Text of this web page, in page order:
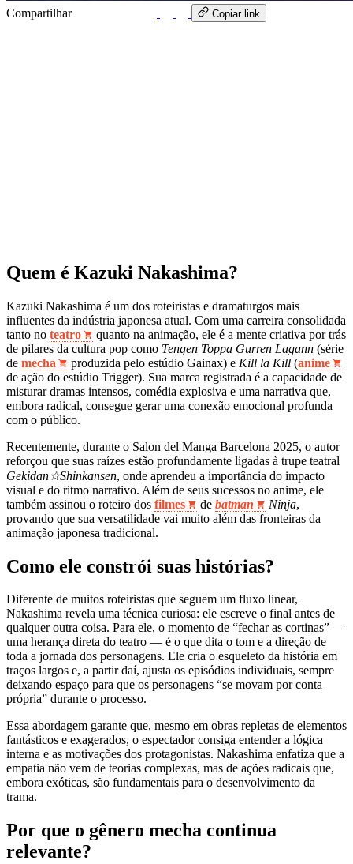
Compartilhar Copiar link
Quem é Kazuki Nakashima?
Kazuki Nakashima é um dos roteiristas e dramaturgos mais
influentes da indústria japonesa atual. Com uma carreira consolidada
tanto no teatro
quanto na animação, ele é a mente criativa por trás
de pilares da cultura pop como Tengen Toppa Gurren Lagann (série
de mecha produzida pelo estúdio Gainax) e Kill la Kill (anime
de ação do estúdio Trigger). Sua marca registrada é a capacidade de
misturar dramas intensos, comédia explosiva e uma narrativa que,
embora radical, consegue gerar uma conexão emocional profunda
com o público.
Recentemente, durante o Salon del Manga Barcelona 2025, o autor
reforçou que suas raízes estão profundamente ligadas à trupe teatral
Gekidan☆Shinkansen, onde aprendeu a importância do impacto
visual e do ritmo narrativo. Além de seus sucessos no anime, ele
também assinou o roteiro dos filmes de batman Ninja,
provando que sua versatilidade vai muito além das fronteiras da
animação japonesa tradicional.
Como ele constrói suas histórias?
Diferente de muitos roteiristas que seguem um fluxo linear,
Nakashima revela uma técnica curiosa: ele escreve o final antes de
qualquer outra coisa. Para ele, o momento de “fechar as cortinas” —
uma herança direta do teatro — é o que dita o tom e a direção de
toda a jornada dos personagens. Ele cria o esqueleto da história em
traços largos e, a partir daí, ajusta os episódios individuais, sempre
deixando espaço para que os personagens “se movam por conta
própria” durante o processo.
Essa abordagem garante que, mesmo em obras repletas de elementos
fantásticos e exagerados, o espectador consiga entender a lógica
interna e as motivações dos protagonistas. Nakashima enfatiza que a
empatia não vem de teorias complexas, mas de ações radicais que,
embora exóticas, são fundamentais para o desenvolvimento da
trama.
Por que o gênero mecha continua
relevante?